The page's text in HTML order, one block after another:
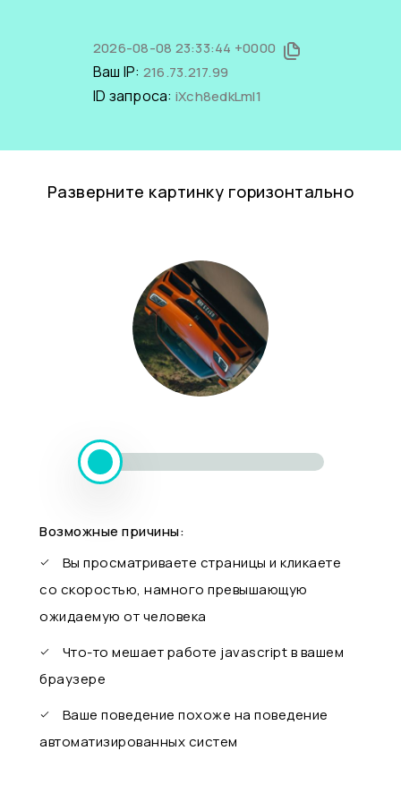
2026-08-08 23:33:44 +0000
Ваш IP: 216.73.217.99
ID запроса: iXch8edkLmI1
Разверните картинку горизонтально
Возможные причины:
Вы просматриваете страницы и кликаете
со скоростью, намного превышающую
ожидаемую от человека
Что-то мешает работе javascript в вашем
браузере
Ваше поведение похоже на поведение
автоматизированных систем